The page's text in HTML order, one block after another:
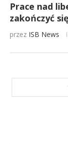
Prace nad
zakończyć
przez ISB News